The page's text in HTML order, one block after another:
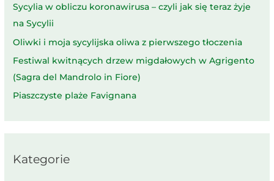
Sycylia w obliczu koronawirusa – czyli jak się teraz żyje
na Sycylii
Oliwki i moja sycylijska oliwa z pierwszego tłoczenia
Festiwal kwitnących drzew migdałowych w Agrigento
(Sagra del Mandrolo in Fiore)
Piaszczyste plaże Favignana
Kategorie